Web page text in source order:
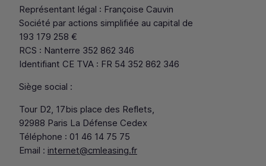
Représentant légal : Françoise Cauvin
Société par actions simplifiée au capital de
193 179 258 €
RCS : Nanterre 352 862 346
Identifiant CE TVA : FR 54 352 862 346
Siège social :
Tour D2, 17bis place des Reflets,
92988 Paris La Défense Cedex
Téléphone : 01 46 14 75 75
Email : internet@cmleasing.fr